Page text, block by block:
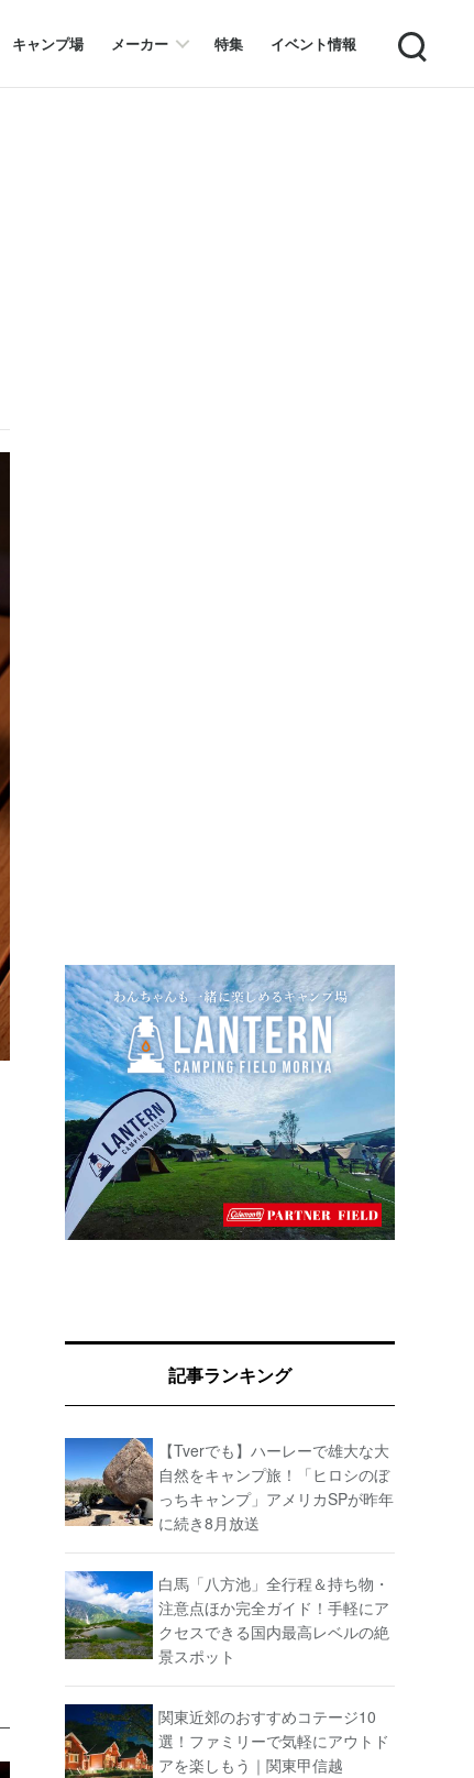
キャンプ場 メーカー 特集 イベント情報 Search
記事ランキング
【Tverでも】ハーレーで雄大な大
自然をキャンプ旅！「ヒロシのぼ
っちキャンプ」アメリカSPが昨年
に続き8月放送
白馬「八方池」全行程＆持ち物・
注意点ほか完全ガイド！手軽にア
クセスできる国内最高レベルの絶
景スポット
関東近郊のおすすめコテージ10
選！ファミリーで気軽にアウトド
アを楽しもう｜関東甲信越